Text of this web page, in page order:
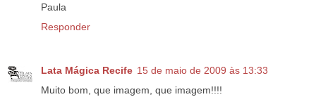
Paula
Responder
Lata Mágica Recife 15 de maio de 2009 às 13:33
Muito bom, que imagem, que imagem!!!!